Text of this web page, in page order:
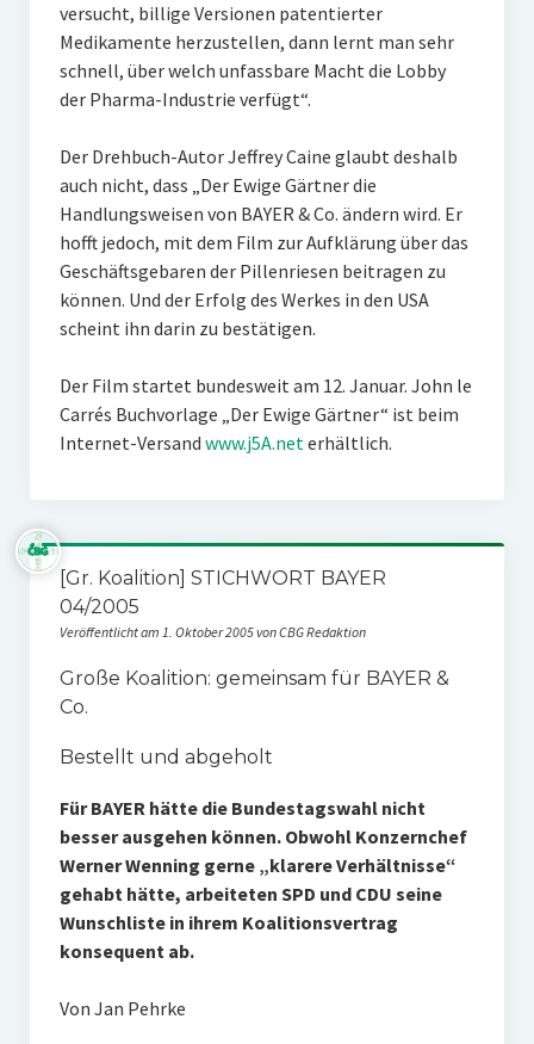
versucht, billige Versionen patentierter
Medikamente herzustellen, dann lernt man sehr
schnell, über welch unfassbare Macht die Lobby
der Pharma-Industrie verfügt“.
Der Drehbuch-Autor Jeffrey Caine glaubt deshalb
auch nicht, dass „Der Ewige Gärtner die
Handlungsweisen von BAYER & Co. ändern wird. Er
hofft jedoch, mit dem Film zur Aufklärung über das
Geschäftsgebaren der Pillenriesen beitragen zu
können. Und der Erfolg des Werkes in den USA
scheint ihn darin zu bestätigen.
Der Film startet bundesweit am 12. Januar. John le
Carrés Buchvorlage „Der Ewige Gärtner“ ist beim
Internet-Versand www.j5A.neterhältlich.
[Gr. Koalition] STICHWORT BAYER
04/2005
Veröffentlicht am 1. Oktober 2005 von CBG Redaktion
Große Koalition: gemeinsam für BAYER &
Co.
Bestellt und abgeholt
Für BAYER hätte die Bundestagswahl nicht
besser ausgehen können. Obwohl Konzernchef
Werner Wenning gerne „klarere Verhältnisse“
gehabt hätte, arbeiteten SPD und CDU seine
Wunschliste in ihrem Koalitionsvertrag
konsequent ab.
Von Jan Pehrke